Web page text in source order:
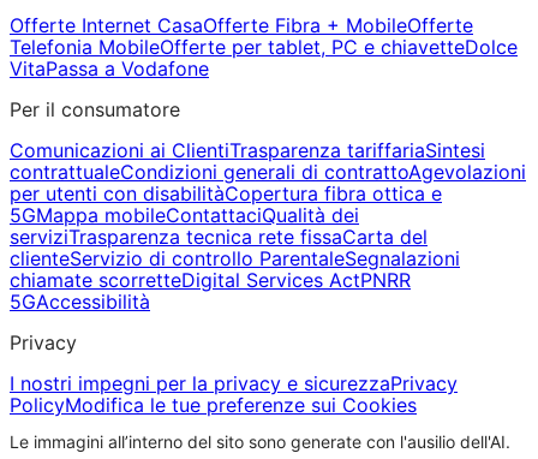
Offerte Internet CasaOfferte Fibra + MobileOfferte
Telefonia MobileOfferte per tablet, PC e chiavetteDolce
VitaPassa a Vodafone
Per il consumatore
Comunicazioni ai ClientiTrasparenza tariffariaSintesi
contrattualeCondizioni generali di contrattoAgevolazioni
per utenti con disabilitàCopertura fibra ottica e
5GMappa mobileContattaciQualità dei
serviziTrasparenza tecnica rete fissaCarta del
clienteServizio di controllo ParentaleSegnalazioni
chiamate scorretteDigital Services ActPNRR
5GAccessibilità
Privacy
I nostri impegni per la privacy e sicurezzaPrivacy
PolicyModifica le tue preferenze sui Cookies
Le immagini all’interno del sito sono generate con l'ausilio dell'AI.